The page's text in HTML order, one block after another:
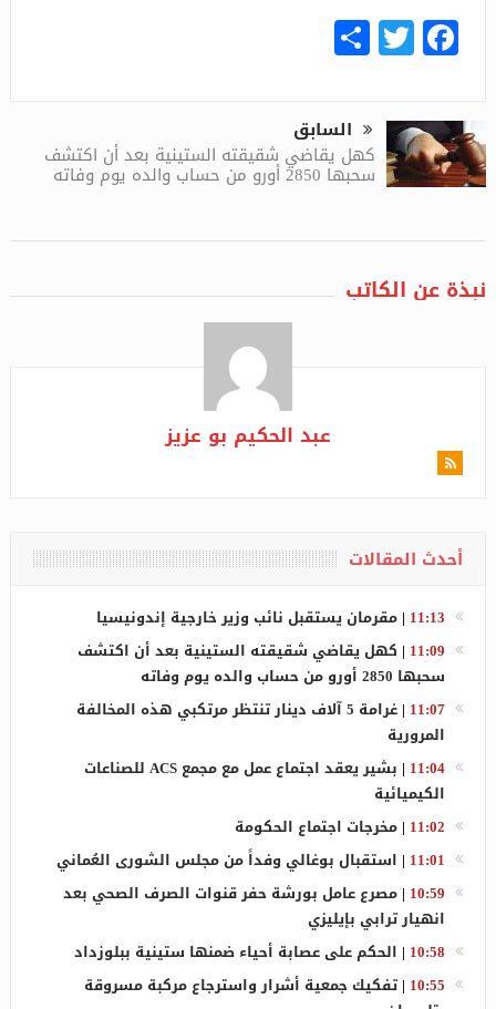
Facebook
Twitter
Share
السابق
كهل يقاضي شقيقته الستينية بعد أن اكتشف
سحبها 2850 أورو من حساب والده يوم وفاته
نبذة عن الكاتب
عبد الحكيم بو عزيز
أحدث المقالات
11:13
| مقرمان يستقبل نائب وزير خارجية إندونيسيا
11:09
| كهل يقاضي شقيقته الستينية بعد أن اكتشف
سحبها 2850 أورو من حساب والده يوم وفاته
11:07
|
غرامة 5 آلاف دينار تنتظر مرتكبي هذه المخالفة
المرورية
11:04
|
بشير يعقد اجتماع عمل مع مجمع ACS للصناعات
الكيميائية
11:02
| مخرجات اجتماع الحكومة
11:01
| استقبال بوغالي وفداً من مجلس الشورى العُماني
10:59
| مصرع عامل بورشة حفر قنوات الصرف الصحي بعد
انهيار ترابي بإيليزي
10:58
| الحكم على عصابة أحياء ضمنها ستينية ببلوزداد
10:55
| تفكيك جمعية أشرار واسترجاع مركبة مسروقة